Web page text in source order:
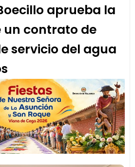
aprueba la
un contrato de
servicio del agua